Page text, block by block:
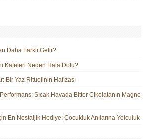
Daha Farklı Gelir?
Kafeleri Neden Hala Dolu?
Bir Yaz Ritüelinin Hafızası
Sıcak Havada Bitter Çikolatanın
En Nostaljik Hediye: Çocukluk Anılarına Yolculuk